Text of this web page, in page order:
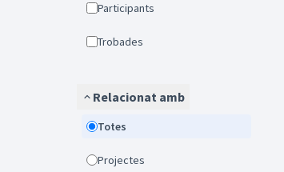
Participants
Trobades
Relacionat amb
Totes
Projectes